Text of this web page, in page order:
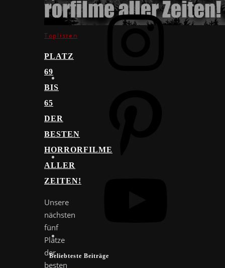
Toplisten
PLATZ
69
BIS
65
DER
BESTEN
HORRORFILME
ALLER
ZEITEN!
Unsere
nächsten
fünf
Plätze
der
besten
Instagram
YouTube
Beliebteste Beiträge